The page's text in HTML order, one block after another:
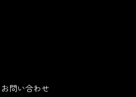
お問い合わせ